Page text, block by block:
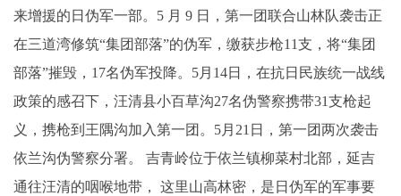
来增援的日伪军一部。5 月 9 日，第一团联合山林队袭击正
在三道湾修筑“集团部落”的伪军，缴获步枪11支，将“集团
部落”摧毁，17名伪军投降。5月14日，在抗日民族统一战线
政策的感召下，汪清县小百草沟27名伪警察携带31支枪起
义，携枪到王隅沟加入第一团。5月21日，第一团两次袭击
依兰沟伪警察分署。 吉青岭位于依兰镇柳菜村北部，延吉
通往汪清的咽喉地带， 这里山高林密，是日伪军的军事要